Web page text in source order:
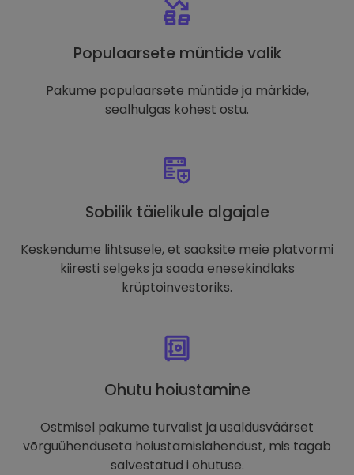
Populaarsete müntide valik
Pakume populaarsete müntide ja märkide,
sealhulgas kohest ostu.
Sobilik täielikule algajale
Keskendume lihtsusele, et saaksite meie platvormi
kiiresti selgeks ja saada enesekindlaks
krüptoinvestoriks.
Ohutu hoiustamine
Ostmisel pakume turvalist ja usaldusväärset
võrguühenduseta hoiustamislahendust, mis tagab
salvestatud i ohutuse.